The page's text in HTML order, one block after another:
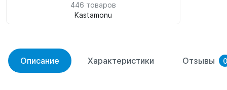
446 товаров
Kastamonu
Описание Характеристики Отзывы 0